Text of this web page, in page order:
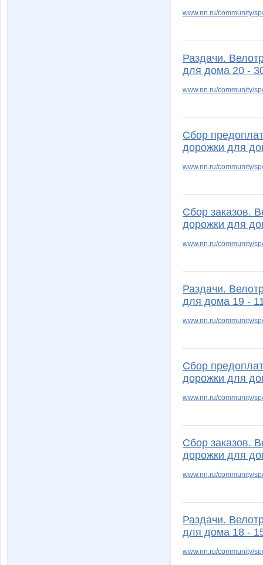
www.nn.ru/community/
Раздачи.
для дома 20 -
www.nn.ru/community/
Сбор
дорожки для
www.nn.ru/community/
Сбор заказов.
дорожки для
www.nn.ru/community/
Раздачи.
для дома 19 -
www.nn.ru/community/
Сбор
дорожки для
www.nn.ru/community/
Сбор заказов.
дорожки для
www.nn.ru/community/
Раздачи.
для дома 18 -
www.nn.ru/community/